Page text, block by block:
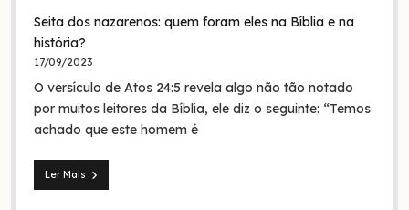
O
batismo
de
era
em
nome
Seita dos nazarenos: quem foram eles na Bíblia e na
história?
17/09/2023
O versículo de Atos 24:5 revela algo não tão notado
por muitos leitores da Bíblia, ele diz o seguinte: “Temos
achado que este homem é
Ler Mais
Seita